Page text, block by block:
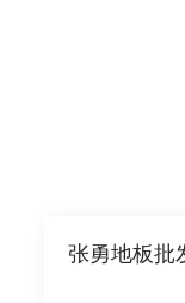
张勇地板批